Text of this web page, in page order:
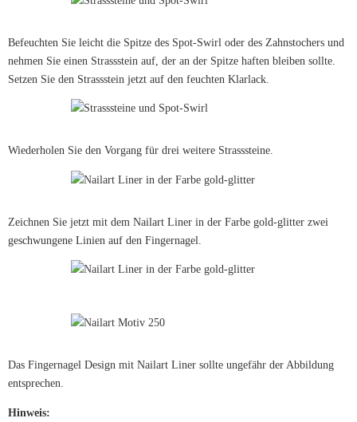
Befeuchten Sie leicht die Spitze des Spot-Swirl oder des Zahnstochers und
nehmen Sie einen Strassstein auf, der an der Spitze haften bleiben sollte.
Setzen Sie den Strassstein jetzt auf den feuchten Klarlack.
Wiederholen Sie den Vorgang für drei weitere Strasssteine.
Zeichnen Sie jetzt mit dem Nailart Liner in der Farbe gold-glitter zwei
geschwungene Linien auf den Fingernagel.
Das Fingernagel Design mit Nailart Liner sollte ungefähr der Abbildung
entsprechen.
Hinweis: